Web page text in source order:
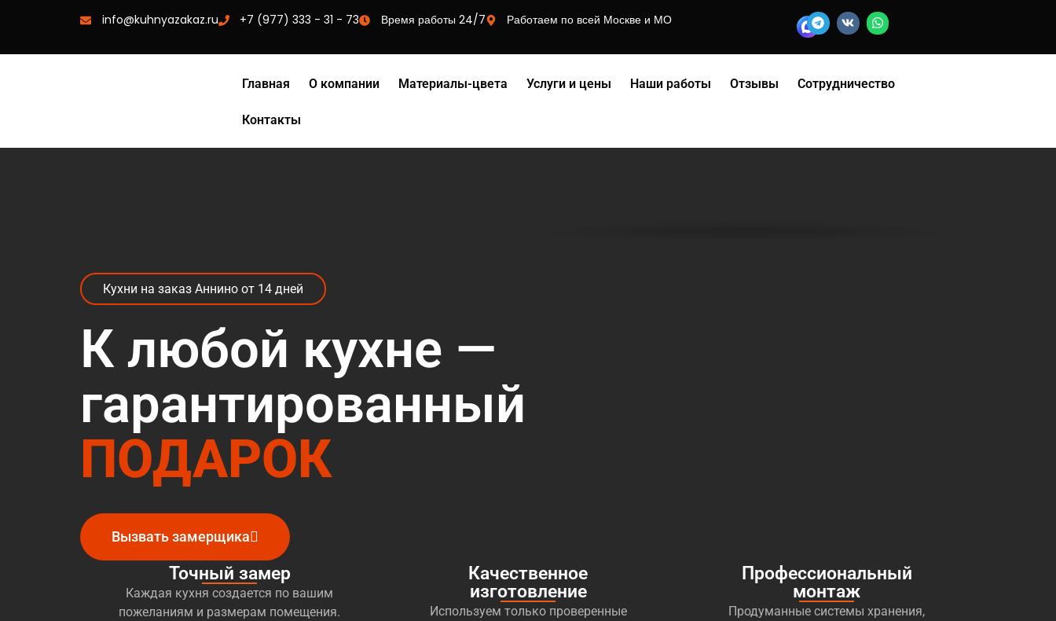
info@kuhnyazakaz.ru +7 (977) 333 - 31 - 73 Время работы 24/7 Работаем по всей Москве и МО
Главная О компании Материалы-цвета Услуги и цены Наши работы Отзывы Сотрудничество
Контакты
Кухни на заказ Аннино от 14 дней
К любой кухне —
гарантированный
ПОДАРОК
Вызвать замерщика
Точный замер
Каждая кухня создается по вашим
пожеланиям и размерам помещения.
Качественное
изготовление
Используем только проверенные
Профессиональный
монтаж
Продуманные системы хранения,